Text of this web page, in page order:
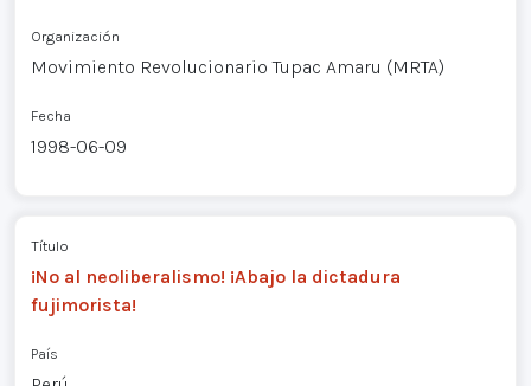
Organización
Movimiento Revolucionario Tupac Amaru (MRTA)
Fecha
1998-06-09
Título
¡No al neoliberalismo! ¡Abajo la dictadura
fujimorista!
País